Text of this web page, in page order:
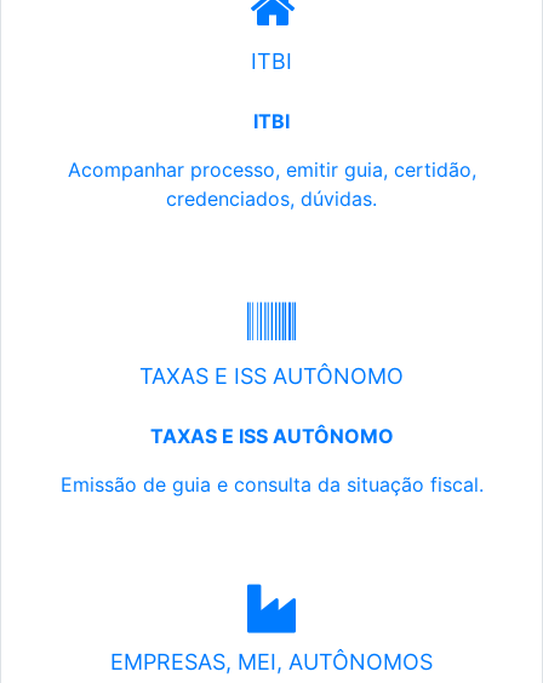
ITBI
ITBI
Acompanhar processo, emitir guia, certidão,
credenciados, dúvidas.
TAXAS E ISS AUTÔNOMO
TAXAS E ISS AUTÔNOMO
Emissão de guia e consulta da situação fiscal.
EMPRESAS, MEI, AUTÔNOMOS